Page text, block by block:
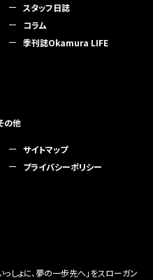
スタッフ日誌
コラム
季刊誌Okamura LIFE
の他
サイトマップ
プライバシーポリシー
しょに、夢の一歩先へ」をスローガン